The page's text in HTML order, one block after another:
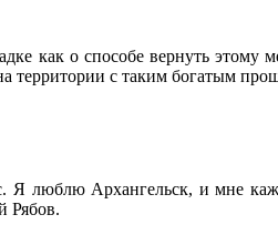
как о способе вернуть этому
территории с таким богатым
Я люблю Архангельск, и мне
Рябов.